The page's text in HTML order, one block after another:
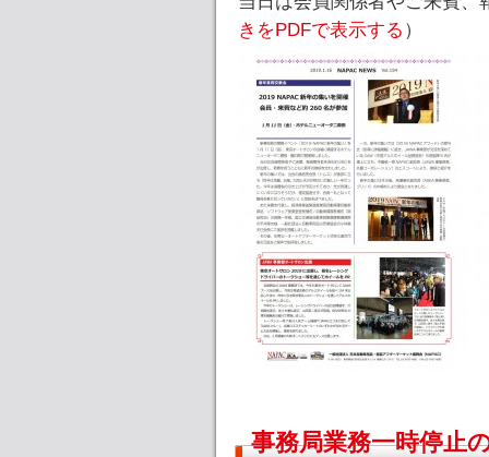
きをPDFで表示する ）
事務局業務一時停止